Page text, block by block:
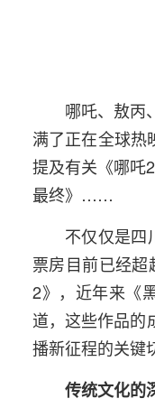
哪吒、敖丙
满了正在全球热
提及有关《哪吒
最终》……
不仅仅是四
票房目前已经
2》，近年来《
道，这些作品的
播新征程的关键
传统文化的